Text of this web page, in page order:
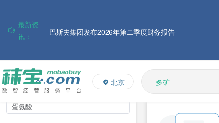
最新资
讯：
巴斯夫集团发布2026年第二季度财务报告
ADM发布2026年第二季度财务业绩
赢创发布2026年第二季度财务业绩
中国维生素市场窄幅调整，VE小幅反弹，观望氛围持续
北京
L-赖氨酸硫酸盐
多维
多矿
维生素
品名 搜索
关键词：蛋氨酸